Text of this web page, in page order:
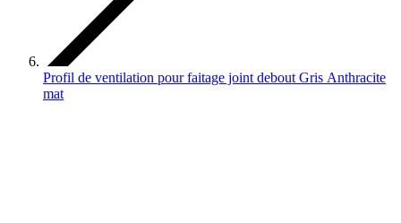
Profil de ventilation pour faitage joint debout Gris Anthracite
mat